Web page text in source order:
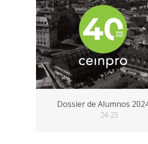
Dossier de Alumnos
24-25